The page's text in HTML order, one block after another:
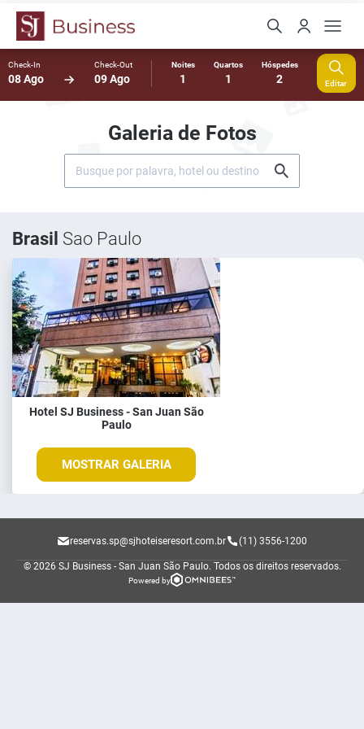
Check-In
08 Ago
Check-Out
09 Ago
Noites
1
Quartos
1
Hóspedes
2 Editar
Galeria de Fotos
Brasil Sao Paulo
Hotel SJ Business - San Juan São
Paulo
MOSTRAR GALERIA
reservas.sp@sjhoteiseresort.com.br (11) 3556-1200
© 2026 SJ Business - San Juan São Paulo. Todos os direitos reservados.
Powered by